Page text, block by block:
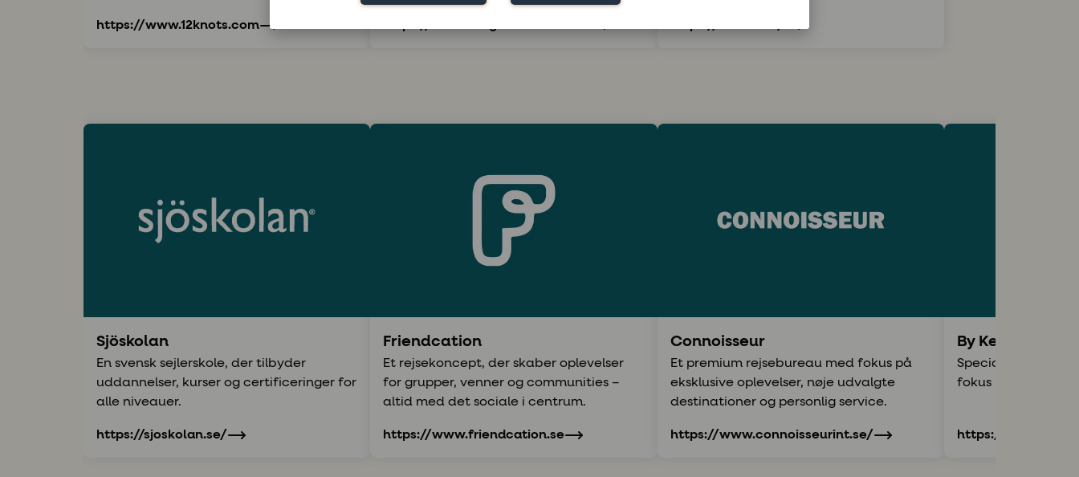
https://www.12knots.com
Sjöskolan
En svensk sejlerskole, der tilbyder
uddannelser, kurser og certificeringer for
alle niveauer.
https://sjoskolan.se/
Friendcation
Et rejsekoncept, der skaber oplevelser
for grupper, venner og communities –
altid med det sociale i centrum.
https://www.friendcation.se
Connoisseur
Et premium rejsebureau med fokus på
eksklusive oplevelser, nøje udvalgte
destinationer og personlig service.
https://www.connoisseurint.se/
By Kettill
Specialist i
fokus på kvalitet
https://